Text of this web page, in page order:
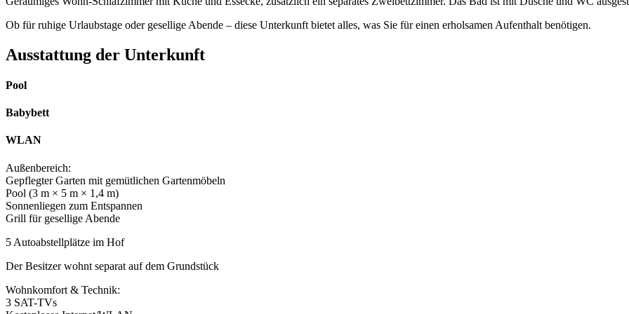
Ob für ruhige Urlaubstage oder gesellige Abende – diese Unterkunft bietet alles, was Sie für einen erholsamen Aufenthalt benötigen.
Ausstattung der Unterkunft
Pool
Babybett
WLAN
Außenbereich:
Gepflegter Garten mit gemütlichen Gartenmöbeln
Pool (3 m × 5 m × 1,4 m)
Sonnenliegen zum Entspannen
Grill für gesellige Abende
5 Autoabstellplätze im Hof
Der Besitzer wohnt separat auf dem Grundstück
Wohnkomfort & Technik:
3 SAT-TVs